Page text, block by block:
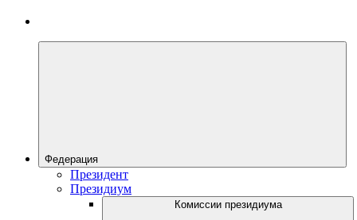
Федерация
Президент
Президиум
Комиссии президиума